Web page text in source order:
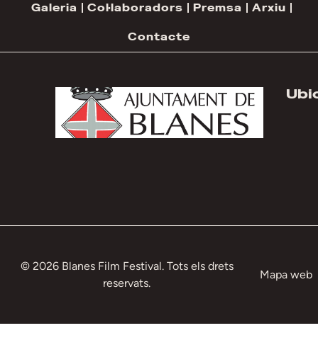
Galeria Col·laboradors Premsa Arxiu
Contacte
© 2026 Blanes Film Festival. Tots els drets
reservats.
Mapa web